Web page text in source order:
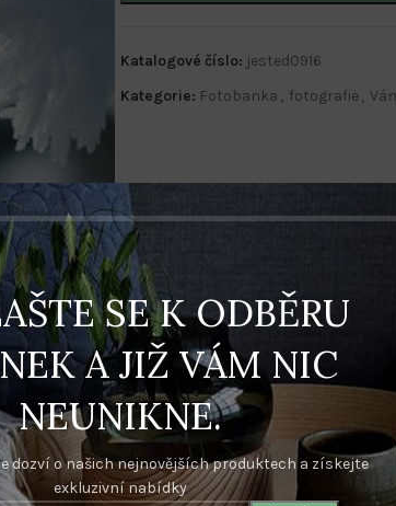
SE K ODBĚRU
A JIŽ VÁM NIC
NEUNIKNE.
dozví o našich nejnovějších produktech a získejte
exkluzivní nabídky
Katalogové číslo: jested0916
Kategorie: Fotobanka , fotografie ,